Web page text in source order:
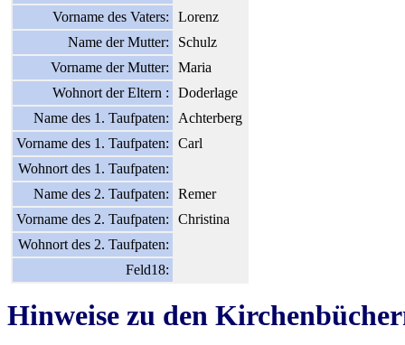
Vorname des Vaters:
Lorenz
Name der Mutter:
Schulz
Vorname der Mutter:
Maria
Wohnort der Eltern :
Doderlage
Name des 1. Taufpaten:
Achterberg
Vorname des 1. Taufpaten:
Carl
Wohnort des 1. Taufpaten:
Name des 2. Taufpaten:
Remer
Vorname des 2. Taufpaten:
Christina
Wohnort des 2. Taufpaten:
Feld18:
Hinweise zu den